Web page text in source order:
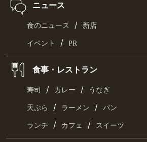
ニュース
食のニュース / 新店
イベント / PR
食事・レストラン
寿司 / カレー / うなぎ
天ぷら / ラーメン / パン
ランチ / カフェ / スイーツ